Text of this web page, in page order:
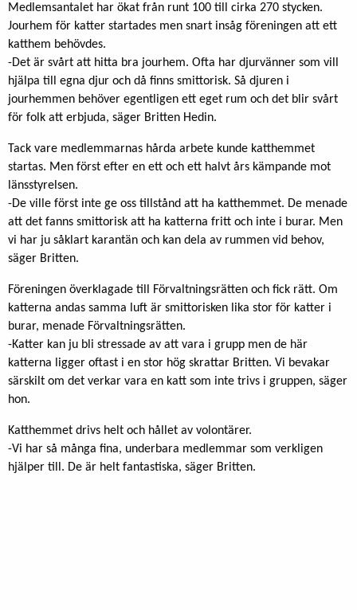
Medlemsantalet har ökat från runt 100 till cirka 270 stycken.
Jourhem för katter startades men snart insåg föreningen att ett
katthem behövdes.
-Det är svårt att hitta bra jourhem. Ofta har djurvänner som vill
hjälpa till egna djur och då finns smittorisk. Så djuren i
jourhemmen behöver egentligen ett eget rum och det blir svårt
för folk att erbjuda, säger Britten Hedin.
Tack vare medlemmarnas hårda arbete kunde katthemmet
startas. Men först efter en ett och ett halvt års kämpande mot
länsstyrelsen.
-De ville först inte ge oss tillstånd att ha katthemmet. De menade
att det fanns smittorisk att ha katterna fritt och inte i burar. Men
vi har ju såklart karantän och kan dela av rummen vid behov,
säger Britten.
Föreningen överklagade till Förvaltningsrätten och fick rätt. Om
katterna andas samma luft är smittorisken lika stor för katter i
burar, menade Förvaltningsrätten.
-Katter kan ju bli stressade av att vara i grupp men de här
katterna ligger oftast i en stor hög skrattar Britten. Vi bevakar
särskilt om det verkar vara en katt som inte trivs i gruppen, säger
hon.
Katthemmet drivs helt och hållet av volontärer.
-Vi har så många fina, underbara medlemmar som verkligen
hjälper till. De är helt fantastiska, säger Britten.